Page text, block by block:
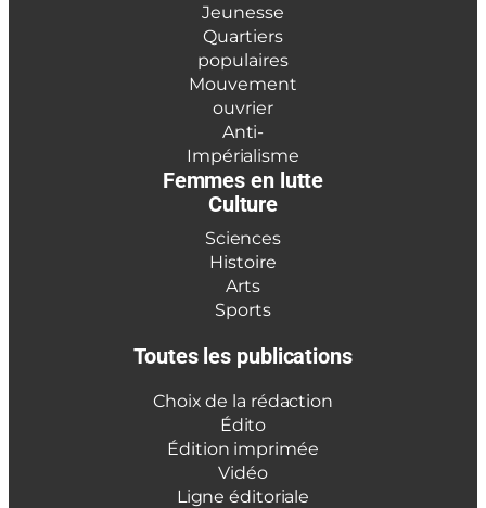
Jeunesse
Quartiers
populaires
Mouvement
ouvrier
Anti-
Impérialisme
Femmes en lutte
Culture
Sciences
Histoire
Arts
Sports
Toutes les publications
Choix de la rédaction
Édito
Édition imprimée
Vidéo
Ligne éditoriale